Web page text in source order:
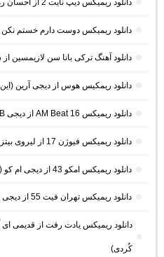
دانلود ریمیکس دیپ نایت 2 از احسان رمزی (ریمیکس طولانی غمگین)
دانلود ریمیکس دوست دارم خستم نکن
دانلود آهنگ ترکی بانا سن لازیمسین
دانلود ریمکیس هوس از دیجی آرین
دانلود ریمیکس AM Beat 16 از دیجی AMB (پادکست طولانی شنیدنی)
دانلود ریمیکس فیوژن 17 از لیروی بیتز
دانلود ریمیکس امکو 43 از دیجی ام کو (پادکست طولانی عاشقانه)
دانلود ریمیکس تهران فیت 55 از دیجی باربد و محمد موریانی
دانلود ریمیکس یادت رفت از قدیمی
کُردی)